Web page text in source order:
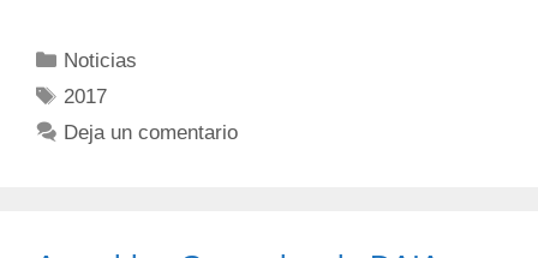
Noticias
2017
Deja un comentario